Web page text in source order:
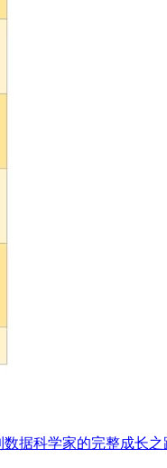
据科学家的完整成长